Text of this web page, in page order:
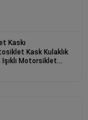
Kaskı
Kask Kulaklık
Motorsiklet